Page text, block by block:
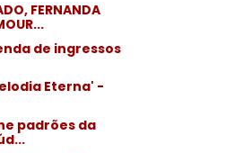
FERNANDA
de ingressos
Eterna' -
padrões da